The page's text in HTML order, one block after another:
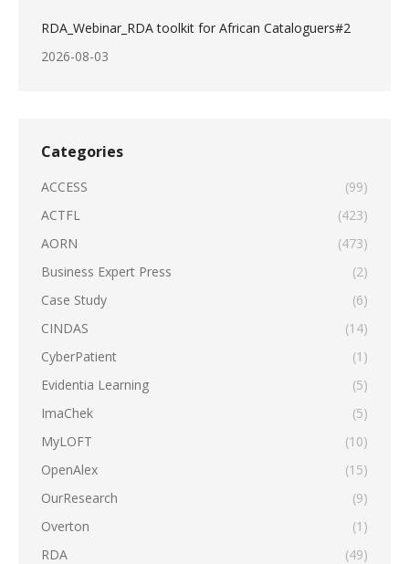
RDA_Webinar_RDA toolkit for African Cataloguers#2
2026-08-03
Categories
ACCESS
(99)
ACTFL
(423)
AORN
(473)
Business Expert Press
(2)
Case Study
(6)
CINDAS
(14)
CyberPatient
(1)
Evidentia Learning
(5)
ImaChek
(5)
MyLOFT
(10)
OpenAlex
(15)
OurResearch
(9)
Overton
(1)
RDA
(49)